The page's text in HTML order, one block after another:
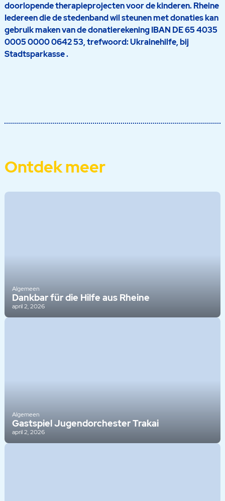
doorlopende therapieprojecten voor de kinderen. Rheine
Iedereen die de stedenband wil steunen met donaties kan
gebruik maken van de donatierekening IBAN DE 65 4035
0005 0000 0642 53, trefwoord: Ukrainehilfe, bij
Stadtsparkasse .
Ontdek meer
Algemeen
Dankbar für die Hilfe aus Rheine
april 2, 2026
Algemeen
Gastspiel Jugendorchester Trakai
april 2, 2026